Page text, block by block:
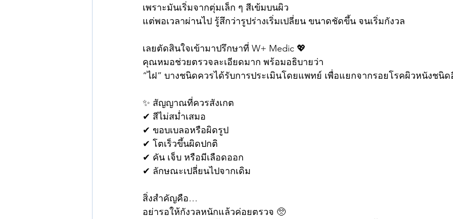
เพราะมันเริ่มจากตุ่มเล็ก ๆ สีเข้มบนผิว
แต่พอเวลาผ่านไป รู้สึกว่ารูปร่างเริ่มเปลี่ยน ขนาดชัดขึ้น จนเริ่มกังวล
เลยตัดสินใจเข้ามาปรึกษาที่ W+ Medic 💖
คุณหมอช่วยตรวจละเอียดมาก พร้อมอธิบายว่า
“ไฝ” บางชนิดควรได้รับการประเมินโดยแพทย์ เพื่อแยกจากรอยโรคผิวหนังชนิ
✨ สัญญาณที่ควรสังเกต
✔ สีไม่สม่ำเสมอ
✔ ขอบเบลอหรือผิดรูป
✔ โตเร็วขึ้นผิดปกติ
✔ คัน เจ็บ หรือมีเลือดออก
✔ ลักษณะเปลี่ยนไปจากเดิม
สิ่งสำคัญคือ…
อย่ารอให้กังวลหนักแล้วค่อยตรวจ 🥺